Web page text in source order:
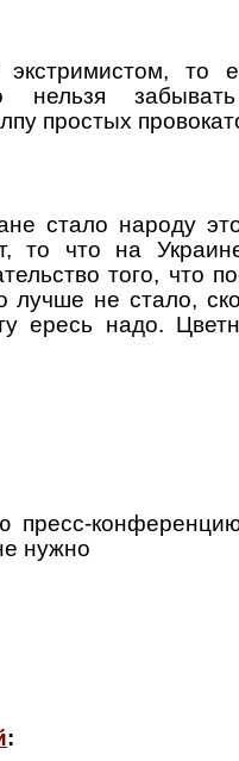
экстримистом, то
нельзя
простых
стало народу
то что на
того, что
лучше не стало,
ересь надо.
пресс-
нужно
: